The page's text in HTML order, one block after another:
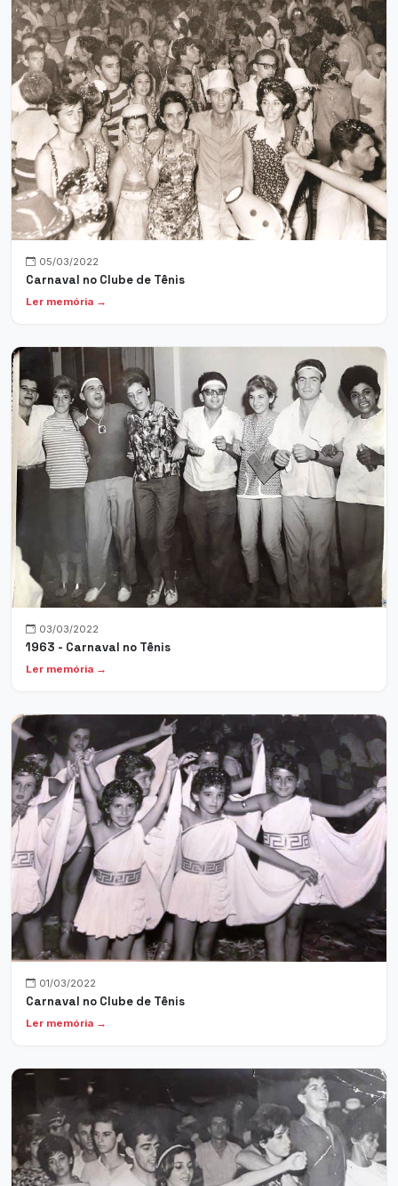
05/03/2022
Carnaval no Clube de Tênis
Ler memória →
03/03/2022
1963 - Carnaval no Tênis
Ler memória →
01/03/2022
Carnaval no Clube de Tênis
Ler memória →